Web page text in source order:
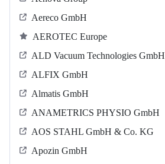
Aereco GmbH
AEROTEC Europe
ALD Vacuum Technologies GmbH
ALFIX GmbH
Almatis GmbH
ANAMETRICS PHYSIO GmbH
AOS STAHL GmbH & Co. KG
Apozin GmbH